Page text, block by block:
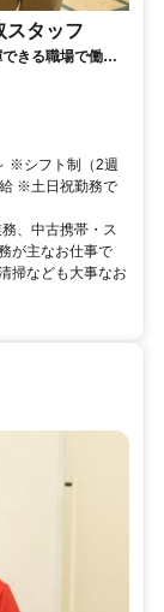
スタッフ
きる職場で働き
※シフト制（2週
※土日祝勤務で
、中古携帯・ス
が主なお仕事で
掃なども大事なお